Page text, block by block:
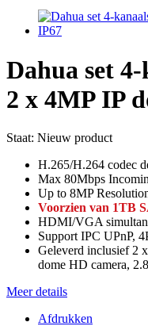
Dahua set
2 x 4MP IP
Staat: Nieuw product
H.265/H.264 codec
Max 80Mbps
Up to 8MP
Voorzien van 1TB
HDMI/VGA
Support IPC UPnP,
Geleverd inclusief 2 x
dome HD camera,
Meer details
Afdrukken